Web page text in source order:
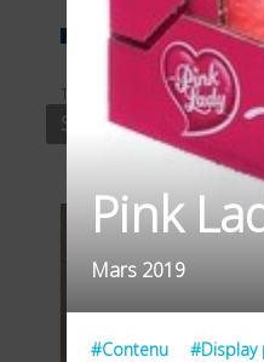
TYPE
SOCIAL MEDIA
Pink
Mars 2019
#Contenu #Display